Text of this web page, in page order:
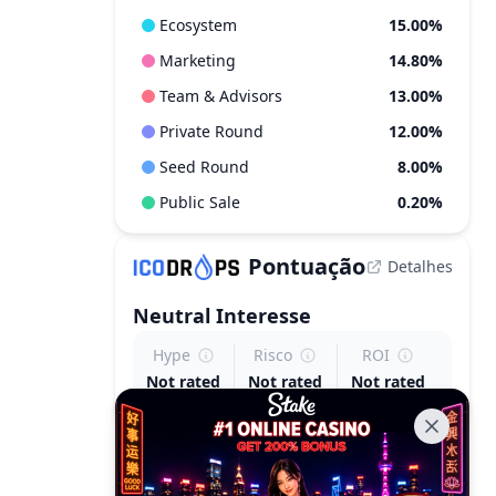
Ecosystem
15.00%
Marketing
14.80%
Team & Advisors
13.00%
Private Round
12.00%
Seed Round
8.00%
Public Sale
0.20%
Pontuação Detalhes
Neutral Interesse
Hype
Not rated
Risco
Not rated
ROI
Not rated